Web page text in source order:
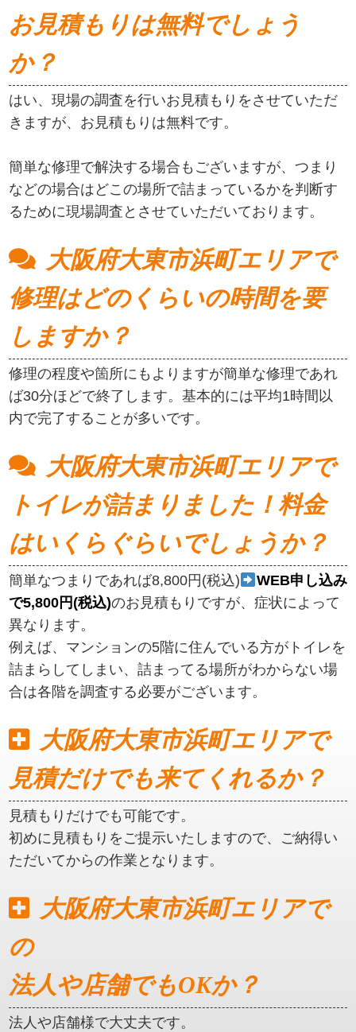
お見積もりは無料でしょう
か？
はい、現場の調査を行いお見積もりをさせていただ
きますが、お見積もりは無料です。
簡単な修理で解決する場合もございますが、つまり
などの場合はどこの場所で詰まっているかを判断す
るために現場調査とさせていただいております。
大阪府大東市浜町エリアで
修理はどのくらいの時間を要
しますか？
修理の程度や箇所にもよりますが簡単な修理であれ
ば30分ほどで終了します。基本的には平均1時間以
内で完了することが多いです。
大阪府大東市浜町エリアで
トイレが詰まりました！料金
はいくらぐらいでしょうか？
簡単なつまりであれば8,800円(税込)
WEB申し込み
で5,800円(税込)のお見積もりですが、症状によって
異なります。
例えば、マンションの5階に住んでいる方がトイレを
詰まらしてしまい、詰まってる場所がわからない場
合は各階を調査する必要がございます。
大阪府大東市浜町エリアで
見積だけでも来てくれるか？
見積もりだけでも可能です。
初めに見積もりをご提示いたしますので、ご納得い
ただいてからの作業となります。
大阪府大東市浜町エリアで
の
法人や店舗でもOKか？
法人や店舗様で大丈夫です。